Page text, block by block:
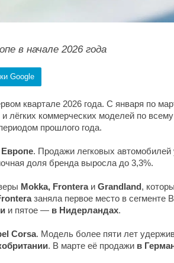
в начале 2026 года
Google
квартале 2026 года. С января по
лёгких коммерческих моделей по
прошлого года.
Европе. Продажи легковых автомобилей
доля бренда выросла до 3,3%.
Mokka, Frontera и Grandland,
заняла первое место в сегменте
и пятое — в Нидерландах.
Corsa. Модель более пяти лет
. В марте её продажи в